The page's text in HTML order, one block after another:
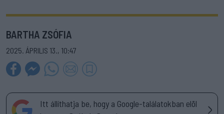
BARTHA ZSÓFIA
2025. ÁPRILIS 13., 10:47
Itt állíthatja be, hogy a Google-találatokban elöl